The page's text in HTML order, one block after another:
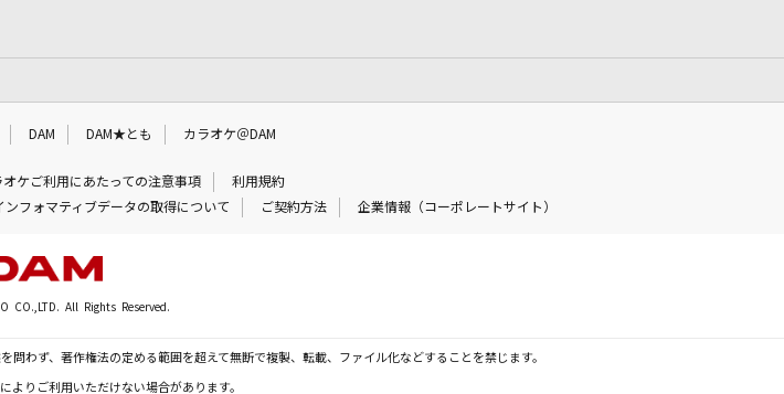
DAM DAM★とも カラオケ＠DAM
オケご利用にあたっての注意事項
利用規約
ンフォマティブデータの取得について ご契約方法 企業情報（コーポレートサイト）
CO.,LTD. All Rights Reserved.
わず、著作権法の定める範囲を超えて無断で複製、転載、ファイル化などすることを禁じます。
よりご利用いただけない場合があります。